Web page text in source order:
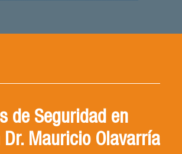
de Seguridad en
Mauricio Olavarría